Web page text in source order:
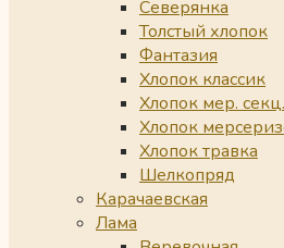
Северянка
Толстый хлопок
Фантазия
Хлопок классик
Хлопок мер.
Хлопок
Хлопок травка
Шелкопряд
Карачаевская
Лама